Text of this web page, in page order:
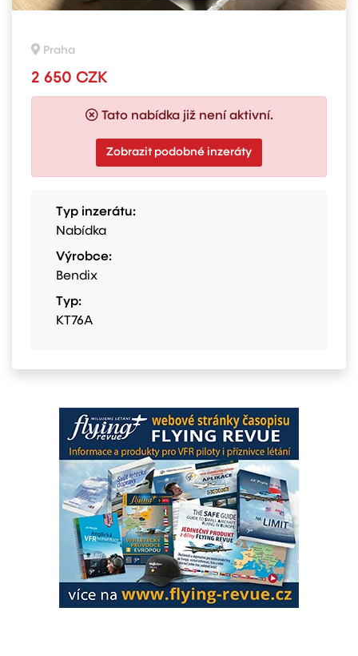
Praha
2 650 CZK
Tato nabídka již není aktivní.
Zobrazit podobné inzeráty
Typ inzerátu:
Nabídka
Výrobce:
Bendix
Typ:
KT76A